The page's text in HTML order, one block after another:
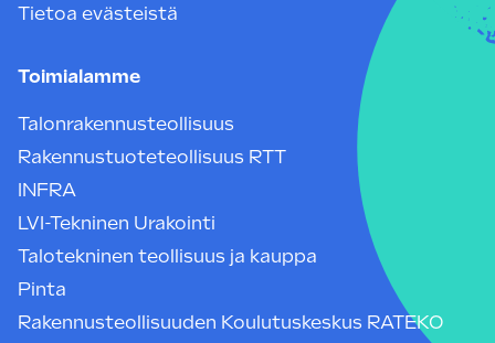
Tietoa evästeistä
Toimialamme
Talonrakennusteollisuus
Rakennustuoteteollisuus RTT
INFRA
LVI-Tekninen Urakointi
Talotekninen teollisuus ja kauppa
Pinta
Rakennusteollisuuden Koulutuskeskus RATEKO